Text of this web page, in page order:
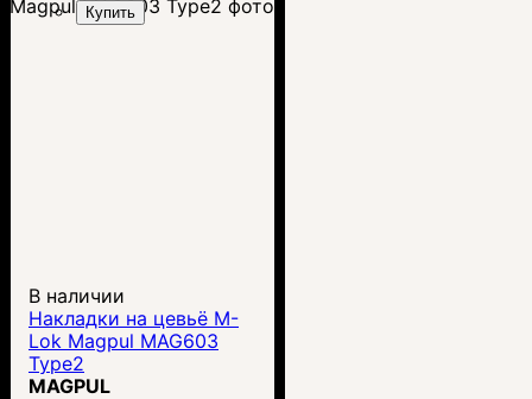
Купить
В наличии
Накладки на цевьё M-
Lok Magpul MAG603
Type2
MAGPUL